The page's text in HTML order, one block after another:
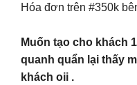
Hóa đơn trên #350k
Muốn tạo cho khách
quanh quẩn lại thấy
khách oii .